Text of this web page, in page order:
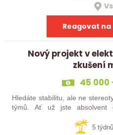
Reagovat na
Nový projekt v
zkušení
45 000
Hledáte stabilitu, ale ne stereotyp? Rozšiřujeme několik
týmů. Ať už jste absolvent elektrotechniky, energetiky či
sice vysokou nemá,…
5